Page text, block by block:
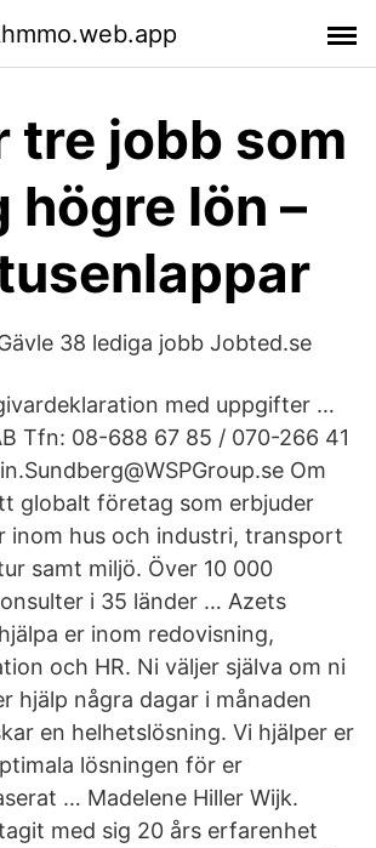
tre jobb som
högre lön –
38 lediga jobb Jobted.se
med uppgifter …
Tfn: 08-688 67 85 / 070-266 41
Om
globalt företag som erbjuder
inom hus och industri, transport
samt miljö. Över 10 000
i 35 länder … Azets
er inom redovisning,
och HR. Ni väljer själva om ni
hjälp några dagar i månaden
en helhetslösning. Vi hjälper er
lösningen för er
… Madelene Hiller Wijk.
med sig 20 års erfarenhet